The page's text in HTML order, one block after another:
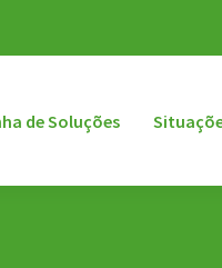
de Soluções